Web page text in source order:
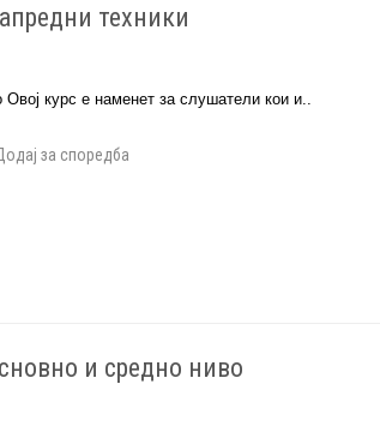
техники
курс е наменет за слушатели кои и..
за споредба
и средно ниво